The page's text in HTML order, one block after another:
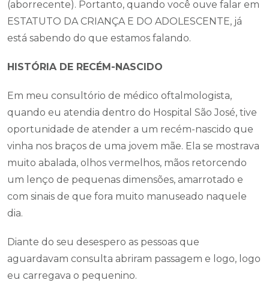
(aborrecente). Portanto, quando você ouve falar em
ESTATUTO DA CRIANÇA E DO ADOLESCENTE, já
está sabendo do que estamos falando.
HISTÓRIA DE RECÉM-NASCIDO
Em meu consultório de médico oftalmologista,
quando eu atendia dentro do Hospital São José, tive
oportunidade de atender a um recém-nascido que
vinha nos braços de uma jovem mãe. Ela se mostrava
muito abalada, olhos vermelhos, mãos retorcendo
um lenço de pequenas dimensões, amarrotado e
com sinais de que fora muito manuseado naquele
dia.
Diante do seu desespero as pessoas que
aguardavam consulta abriram passagem e logo, logo
eu carregava o pequenino.